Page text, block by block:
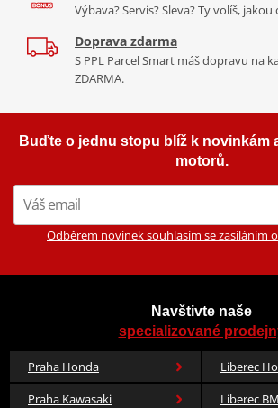
Výbava? Servis? Sleva? Ty volíš,
Doprava zdarma
S PPL Parcel Smart máš dopravu na
ZDARMA.
Buďte o jednu stopu blíž k novinkám
motorů.
Odběrem novinek souhlasím se zasíláním
Navštivte naše
specializované
Praha Honda
Liberec
Praha Kawasaki
Liberec